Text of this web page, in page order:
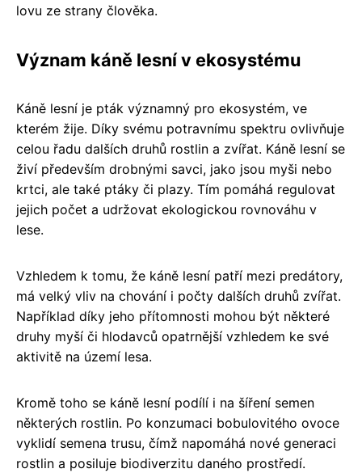
lovu ze strany člověka.
Význam káně lesní v ekosystému
Káně lesní je pták významný pro ekosystém, ve
kterém žije. Díky svému potravnímu spektru ovlivňuje
celou řadu dalších druhů rostlin a zvířat. Káně lesní se
živí především drobnými savci, jako jsou myši nebo
krtci, ale také ptáky či plazy. Tím pomáhá regulovat
jejich počet a udržovat ekologickou rovnováhu v
lese.
Vzhledem k tomu, že káně lesní patří mezi predátory,
má velký vliv na chování i počty dalších druhů zvířat.
Například díky jeho přítomnosti mohou být některé
druhy myší či hlodavců opatrnější vzhledem ke své
aktivitě na území lesa.
Kromě toho se káně lesní podílí i na šíření semen
některých rostlin. Po konzumaci bobulovitého ovoce
vyklidí semena trusu, čímž napomáhá nové generaci
rostlin a posiluje biodiverzitu daného prostředí.